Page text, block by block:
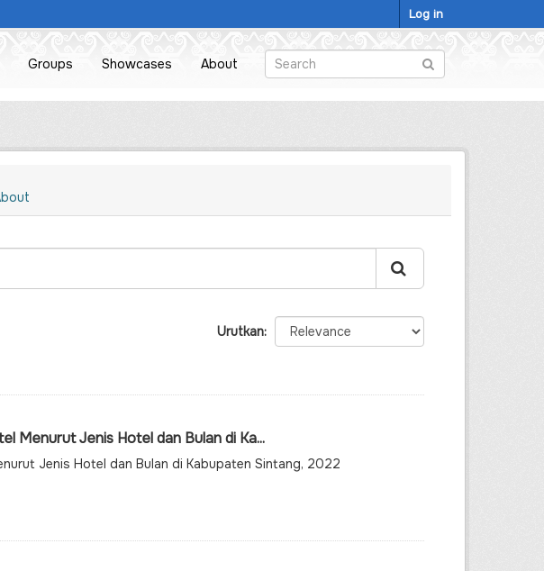
Log in
Groups Showcases About
Urutkan
Menurut Jenis Hotel dan Bulan di Ka...
Jenis Hotel dan Bulan di Kabupaten Sintang, 2022